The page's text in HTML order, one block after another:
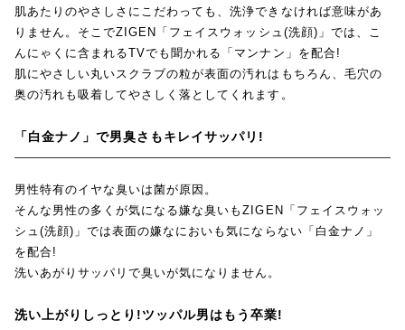
肌あたりのやさしさにこだわっても、洗浄できなければ意味があ
りません。そこでZIGEN「フェイスウォッシュ(洗顔)」では、こ
んにゃくに含まれるTVでも聞かれる「マンナン」を配合!
肌にやさしい丸いスクラブの粒が表面の汚れはもちろん、毛穴の
奥の汚れも吸着してやさしく落としてくれます。
「白金ナノ」で男臭さもキレイサッパリ!
男性特有のイヤな臭いは菌が原因。
そんな男性の多くが気になる嫌な臭いもZIGEN「フェイスウォッ
シュ(洗顔)」では表面の嫌なにおいも気にならない「白金ナノ」
を配合!
洗いあがりサッパリで臭いが気になりません。
洗い上がりしっとり!ツッパル男はもう卒業!